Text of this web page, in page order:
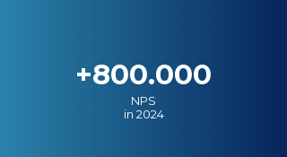
+800.000
NPS
in 2024